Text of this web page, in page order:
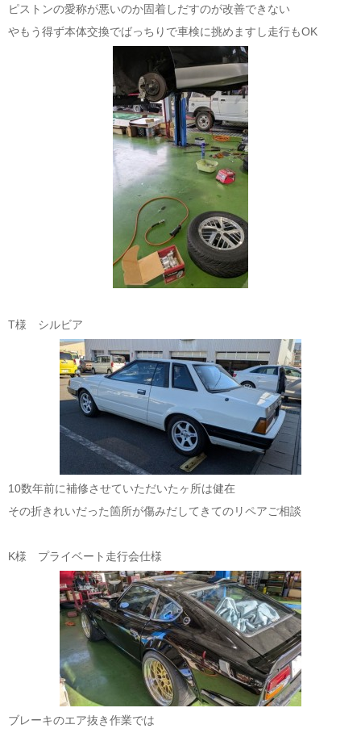
ピストンの愛称が悪いのか固着しだすのが改善できない
やもう得ず本体交換でばっちりで車検に挑めますし走行もOK
T様 シルビア
10数年前に補修させていただいたヶ所は健在
その折きれいだった箇所が傷みだしてきてのリペアご相談
K様 プライベート走行会仕様
ブレーキのエア抜き作業では